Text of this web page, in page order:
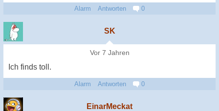
Alarm Antworten 0
SK
Vor 7 Jahren
Ich finds toll.
Alarm Antworten 0
EinarMeckat